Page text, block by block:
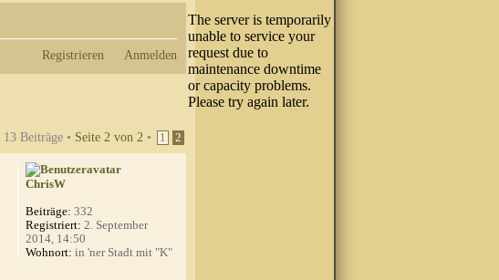
Registrieren Anmelden
13 Beiträge • Seite 2 von 2 • 1 2
ChrisW
Beiträge: 332
Registriert: 2. September
2014, 14:50
Wohnort: in 'ner Stadt mit "K"